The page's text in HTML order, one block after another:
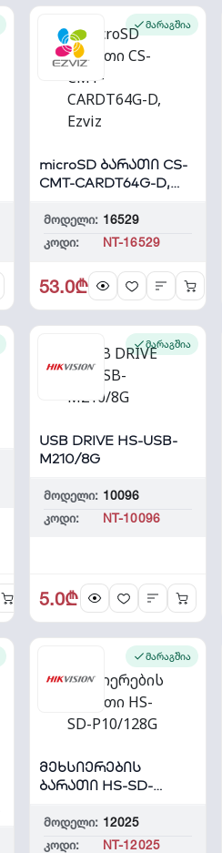
მარაგშია
microSD ბარათი CS-
CMT-CARDT64G-D,
მოდელი: 16529
კოდი:
NT-16529
53.0₾
მარაგშია
USB DRIVE HS-USB-
M210/8G
მოდელი: 10096
კოდი:
NT-10096
5.0₾
მარაგშია
მეხსიერების
ბარათი HS-SD-
მოდელი: 12025
კოდი:
NT-12025